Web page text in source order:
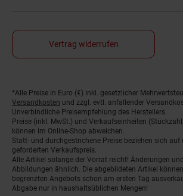
Vertrag widerrufen
Fußnoten
*Alle Preise in Euro (€) inkl. gesetzlicher
Versandkosten und zzgl. evtl. anfallender
Unverbindliche Preisempfehlung des Herstellers.
Preise (inkl. MwSt.) und Verkaufseinheiten
können im Online-Shop abweichen.
Statt- und durchgestrichene Preise beziehen sich auf
geforderten Verkaufspreis.
Alle Artikel solange der Vorrat reicht! Änderungen
Abbildungen ähnlich. Die abgebildeten Artikel
begrenzten Angebots schon am ersten Tag
Abgabe nur in haushaltsüblichen Mengen!